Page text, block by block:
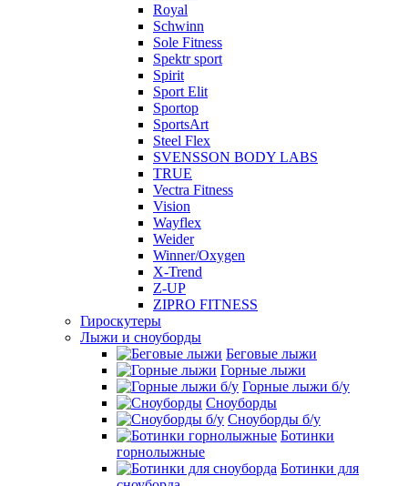
Royal
Schwinn
Sole Fitness
Spektr sport
Spirit
Sport Elit
Sportop
SportsArt
Steel Flex
SVENSSON BODY LABS
TRUE
Vectra Fitness
Vision
Wayflex
Weider
Winner/Oxygen
X-Trend
Z-UP
ZIPRO FITNESS
Гироскутеры
Лыжи и сноуборды
Беговые лыжи
Горные лыжи
Горные лыжи б/у
Сноуборды
Сноуборды б/у
Ботинки
горнолыжные
Ботинки для